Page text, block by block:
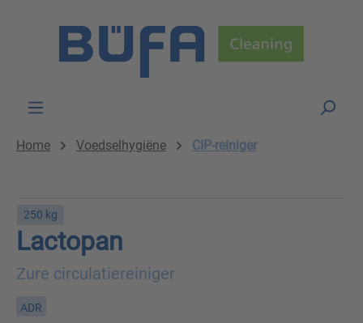
Home Voedselhygiëne CIP-reiniger
250 kg
Lactopan
Zure circulatiereiniger
ADR